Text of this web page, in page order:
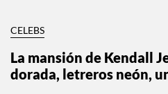
CELEBS
La mansión de Kendall
dorada, letreros neón,